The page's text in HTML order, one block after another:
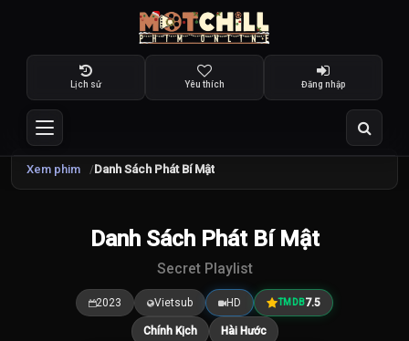
Lịch sử Yêu thích Đăng nhập
Xem phim Danh Sách Phát Bí Mật
7.5 /10
Danh Sách Phát Bí Mật
Secret Playlist
2023 Vietsub HD TMDB7.5
Chính Kịch Hài Hước